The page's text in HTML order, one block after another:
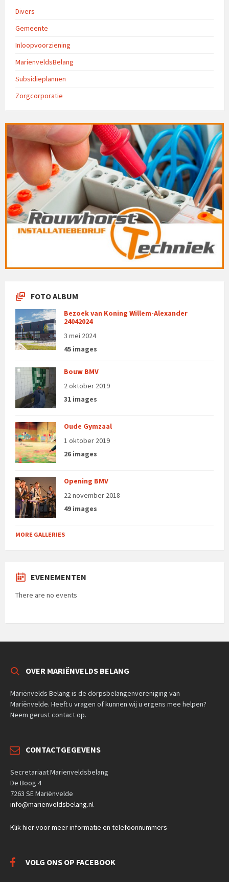
Divers
Gemeente
Inloopvoorziening
MarienveldsBelang
Subsidieplannen
Zorgcorporatie
FOTO ALBUM
Bezoek van Koning Willem-Alexander
24042024
3 mei 2024
45 images
Bouw BMV
2 oktober 2019
31 images
Oude Gymzaal
1 oktober 2019
26 images
Opening BMV
22 november 2018
49 images
MORE GALLERIES
EVENEMENTEN
There are no events
OVER MARIËNVELDS BELANG
Mariënvelds Belang is de dorpsbelangenvereniging van
Mariënvelde. Heeft u vragen of kunnen wij u ergens mee helpen?
Neem gerust contact op.
CONTACTGEGEVENS
Secretariaat Marienveldsbelang
De Boog 4
7263 SE Mariënvelde
info@marienveldsbelang.nl
Klik hier voor meer informatie en telefoonnummers
VOLG ONS OP FACEBOOK